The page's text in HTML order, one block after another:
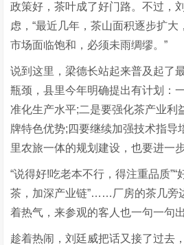
政策好，茶叶成了好门路。不过，
虑，“最近几年，茶山面积逐步扩
市场面临饱和，必须未雨绸缪。”
说到这里，梁德长站起来普及起了
瓶颈，县里今年明确提出有计划：
准化生产水平;二是要强化茶产业利
牌特色优势;四要继续加强技术指导
里农旅一体的规划建设，也要进一
“说得好!吃老本不行，得注重品质
茶，加深产业链”……厂房的茶几旁
着热气，来参观的客人也一句一句
趁着热闹，刘廷威把话又接了过去